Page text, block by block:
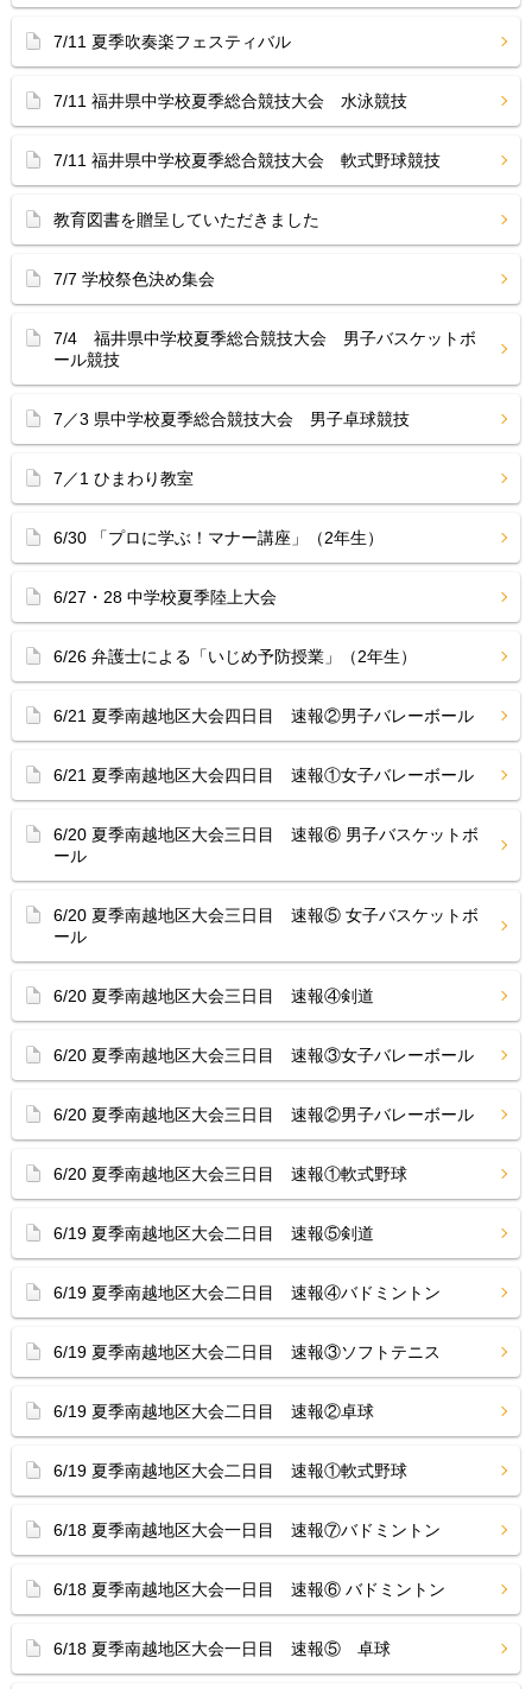
7/11 夏季吹奏楽フェスティバル
7/11 福井県中学校夏季総合競技大会 水泳競技
7/11 福井県中学校夏季総合競技大会 軟式野球競技
教育図書を贈呈していただきました
7/7 学校祭色決め集会
7/4 福井県中学校夏季総合競技大会 男子バスケットボ
ール競技
7／3 県中学校夏季総合競技大会 男子卓球競技
7／1 ひまわり教室
6/30 「プロに学ぶ！マナー講座」（2年生）
6/27・28 中学校夏季陸上大会
6/26 弁護士による「いじめ予防授業」（2年生）
6/21 夏季南越地区大会四日目 速報②男子バレーボール
6/21 夏季南越地区大会四日目 速報①女子バレーボール
6/20 夏季南越地区大会三日目 速報⑥ 男子バスケットボ
ール
6/20 夏季南越地区大会三日目 速報⑤ 女子バスケットボ
ール
6/20 夏季南越地区大会三日目 速報④剣道
6/20 夏季南越地区大会三日目 速報③女子バレーボール
6/20 夏季南越地区大会三日目 速報②男子バレーボール
6/20 夏季南越地区大会三日目 速報①軟式野球
6/19 夏季南越地区大会二日目 速報⑤剣道
6/19 夏季南越地区大会二日目 速報④バドミントン
6/19 夏季南越地区大会二日目 速報③ソフトテニス
6/19 夏季南越地区大会二日目 速報②卓球
6/19 夏季南越地区大会二日目 速報①軟式野球
6/18 夏季南越地区大会一日目 速報⑦バドミントン
6/18 夏季南越地区大会一日目 速報⑥ バドミントン
6/18 夏季南越地区大会一日目 速報⑤ 卓球